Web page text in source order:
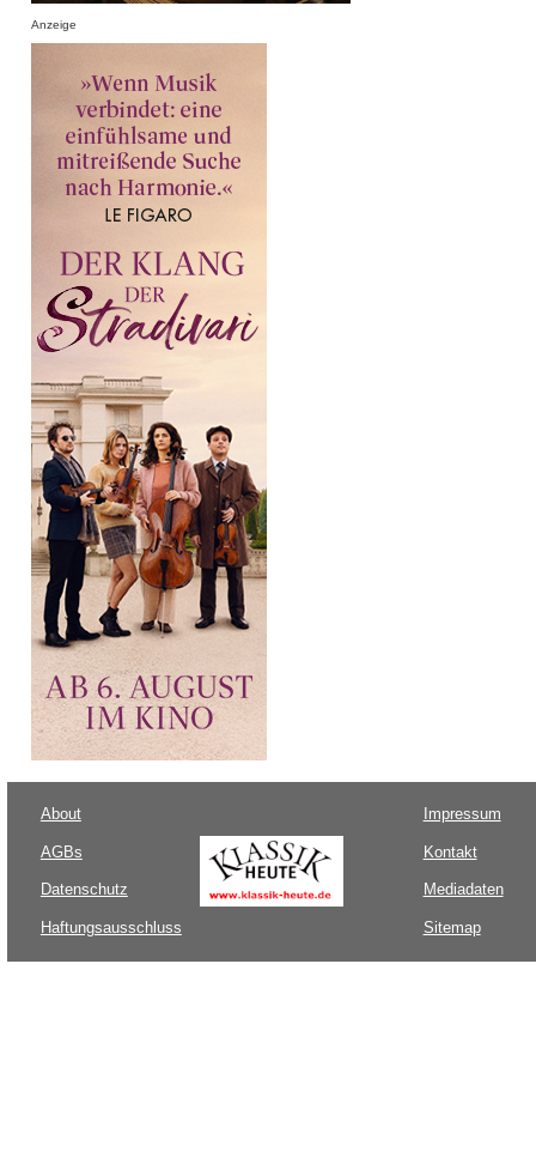
Anzeige
About
AGBs
Datenschutz
Haftungsausschluss
Impressum
Kontakt
Mediadaten
Sitemap